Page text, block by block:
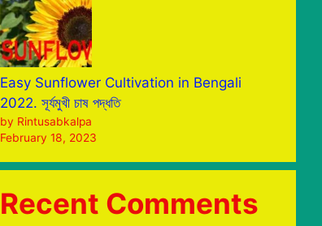
Easy Sunflower Cultivation in Bengali
2022. সূর্যমুখী চাষ পদ্ধতি
by Rintusabkalpa
February 18, 2023
Recent Comments